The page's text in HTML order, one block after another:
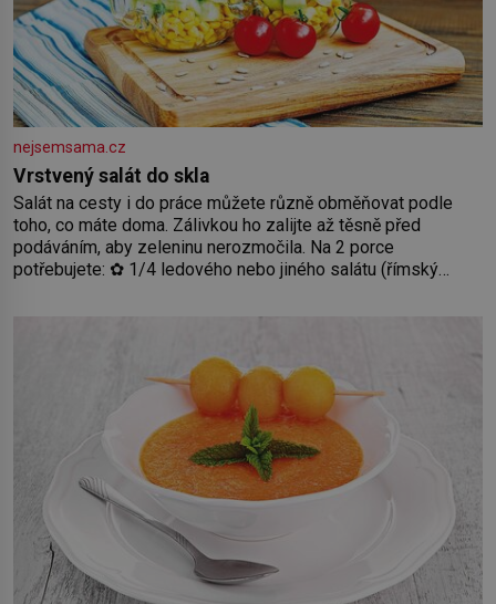
nejsemsama.cz
Vrstvený salát do skla
Salát na cesty i do práce můžete různě obměňovat podle
toho, co máte doma. Zálivkou ho zalijte až těsně před
podáváním, aby zeleninu nerozmočila. Na 2 porce
potřebujete: ✿ 1/4 ledového nebo jiného salátu (římský
2 rajčata Zálivka: ✿ 4 lžíce olivového oleje ✿ 1 lžíci citronové